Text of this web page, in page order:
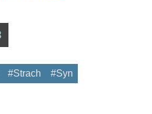
#Strach #Syn